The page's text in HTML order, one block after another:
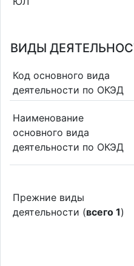
ВИДЫ
Код основного вида
деятельности по ОКЭД
Наименование
основного вида
деятельности по ОКЭД
Прежние виды
деятельности (всего 1)